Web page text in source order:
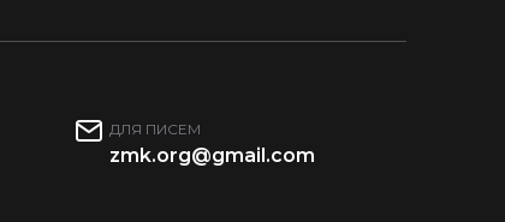
ДЛЯ ПИСЕМ
zmk.org@gmail.com